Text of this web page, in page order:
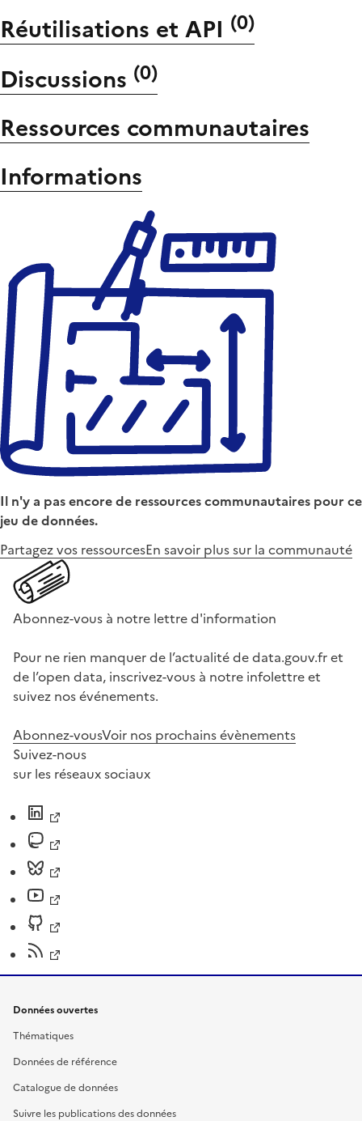
Réutilisations et API (0)
Discussions (0)
Ressources communautaires
Informations
Il n'y a pas encore de ressources communautaires pour ce
jeu de données.
Partagez vos ressourcesEn savoir plus sur la communauté
Abonnez-vous à notre lettre d'information
Pour ne rien manquer de l’actualité de data.gouv.fr et
de l’open data, inscrivez-vous à notre infolettre et
suivez nos événements.
Abonnez-vousVoir nos prochains évènements
Suivez-nous
sur les réseaux sociaux
Données ouvertes
Thématiques
Données de référence
Catalogue de données
Suivre les publications des données